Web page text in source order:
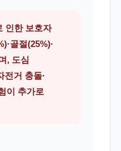
인한 보호자
골절(25%)·
, 도심
전거 충돌·
이 추가로